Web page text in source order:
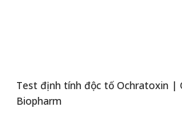
Test định tính độc tố Ochratoxin |
Biopharm